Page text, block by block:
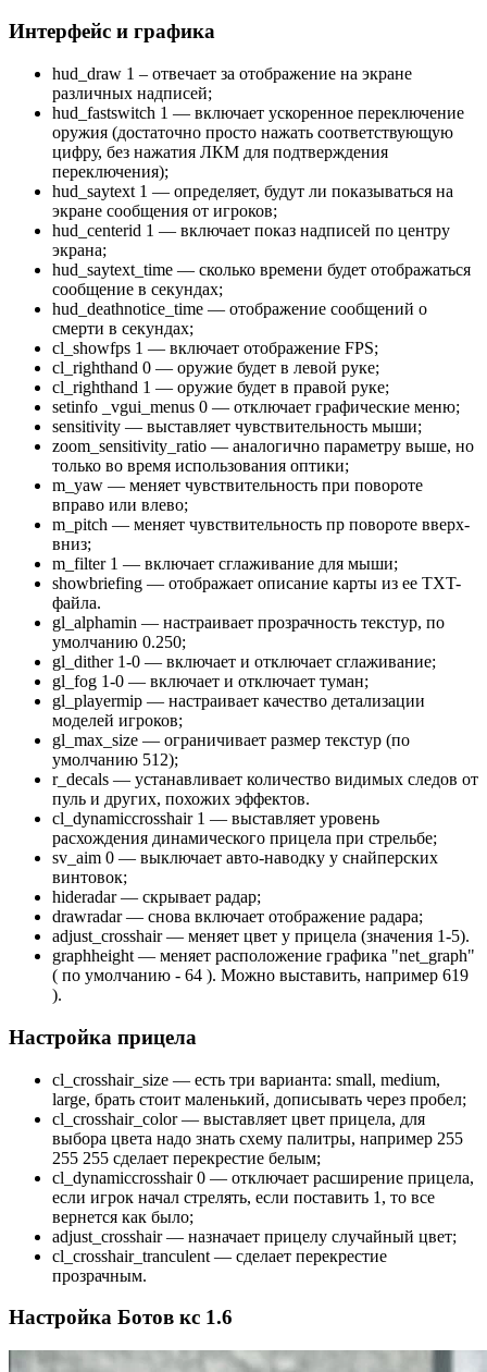
Интерфейс и графика
hud_draw 1 – отвечает за отображение на экране
различных надписей;
hud_fastswitch 1 — включает ускоренное переключение
оружия (достаточно просто нажать соответствующую
цифру, без нажатия ЛКМ для подтверждения
переключения);
hud_saytext 1 — определяет, будут ли показываться на
экране сообщения от игроков;
hud_centerid 1 — включает показ надписей по центру
экрана;
hud_saytext_time — сколько времени будет отображаться
сообщение в секундах;
hud_deathnotice_time — отображение сообщений о
смерти в секундах;
cl_showfps 1 — включает отображение FPS;
cl_righthand 0 — оружие будет в левой руке;
cl_righthand 1 — оружие будет в правой руке;
setinfo _vgui_menus 0 — отключает графические меню;
sensitivity — выставляет чувствительность мыши;
zoom_sensitivity_ratio — аналогично параметру выше, но
только во время использования оптики;
m_yaw — меняет чувствительность при повороте
вправо или влево;
m_pitch — меняет чувствительность пр повороте вверх-
вниз;
m_filter 1 — включает сглаживание для мыши;
showbriefing — отображает описание карты из ее TXT-
файла.
gl_alphamin — настраивает прозрачность текстур, по
умолчанию 0.250;
gl_dither 1-0 — включает и отключает сглаживание;
gl_fog 1-0 — включает и отключает туман;
gl_playermip — настраивает качество детализации
моделей игроков;
gl_max_size — ограничивает размер текстур (по
умолчанию 512);
r_decals — устанавливает количество видимых следов от
пуль и других, похожих эффектов.
cl_dynamiccrosshair 1 — выставляет уровень
расхождения динамического прицела при стрельбе;
sv_aim 0 — выключает авто-наводку у снайперских
винтовок;
hideradar — скрывает радар;
drawradar — снова включает отображение радара;
adjust_crosshair — меняет цвет у прицела (значения 1-5).
graphheight — меняет расположение графика "net_graph"
( по умолчанию - 64 ). Можно выставить, например 619
).
Настройка прицела
cl_crosshair_size — есть три варианта: small, medium,
large, брать стоит маленький, дописывать через пробел;
cl_crosshair_color — выставляет цвет прицела, для
выбора цвета надо знать схему палитры, например 255
255 255 сделает перекрестие белым;
cl_dynamiccrosshair 0 — отключает расширение прицела,
если игрок начал стрелять, если поставить 1, то все
вернется как было;
adjust_crosshair — назначает прицелу случайный цвет;
cl_crosshair_tranculent — сделает перекрестие
прозрачным.
Настройка Ботов кс 1.6